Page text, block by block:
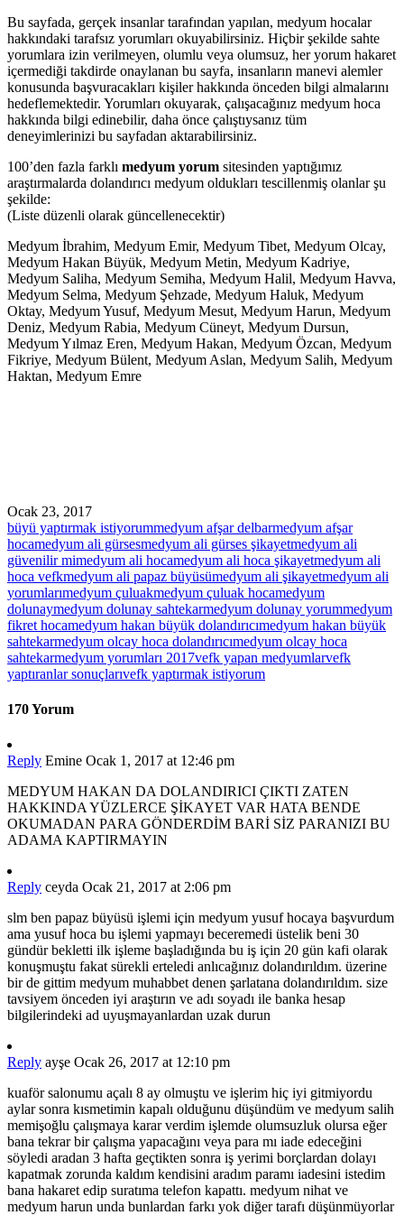
Bu sayfada, gerçek insanlar tarafından yapılan, medyum hocalar
hakkındaki tarafsız yorumları okuyabilirsiniz. Hiçbir şekilde sahte
yorumlara izin verilmeyen, olumlu veya olumsuz, her yorum hakaret
içermediği takdirde onaylanan bu sayfa, insanların manevi alemler
konusunda başvuracakları kişiler hakkında önceden bilgi almalarını
hedeflemektedir. Yorumları okuyarak, çalışacağınız medyum hoca
hakkında bilgi edinebilir, daha önce çalıştıysanız tüm
deneyimlerinizi bu sayfadan aktarabilirsiniz.
100’den fazla farklı medyum yorum sitesinden yaptığımız
araştırmalarda dolandırıcı medyum oldukları tescillenmiş olanlar şu
şekilde:
(Liste düzenli olarak güncellenecektir)
Medyum İbrahim, Medyum Emir, Medyum Tibet, Medyum Olcay,
Medyum Hakan Büyük, Medyum Metin, Medyum Kadriye,
Medyum Saliha, Medyum Semiha, Medyum Halil, Medyum Havva,
Medyum Selma, Medyum Şehzade, Medyum Haluk, Medyum
Oktay, Medyum Yusuf, Medyum Mesut, Medyum Harun, Medyum
Deniz, Medyum Rabia, Medyum Cüneyt, Medyum Dursun,
Medyum Yılmaz Eren, Medyum Hakan, Medyum Özcan, Medyum
Fikriye, Medyum Bülent, Medyum Aslan, Medyum Salih, Medyum
Haktan, Medyum Emre
Ocak 23, 2017
büyü yaptırmak istiyorummedyum afşar delbarmedyum afşar
hocamedyum ali gürsesmedyum ali gürses şikayetmedyum ali
güvenilir mimedyum ali hocamedyum ali hoca şikayetmedyum ali
hoca vefkmedyum ali papaz büyüsümedyum ali şikayetmedyum ali
yorumlarımedyum çuluakmedyum çuluak hocamedyum
dolunaymedyum dolunay sahtekarmedyum dolunay yorummedyum
fikret hocamedyum hakan büyük dolandırıcımedyum hakan büyük
sahtekarmedyum olcay hoca dolandırıcımedyum olcay hoca
sahtekarmedyum yorumları 2017vefk yapan medyumlarvefk
yaptıranlar sonuçlarıvefk yaptırmak istiyorum
170 Yorum
Reply Emine Ocak 1, 2017 at 12:46 pm
MEDYUM HAKAN DA DOLANDIRICI ÇIKTI ZATEN
HAKKINDA YÜZLERCE ŞİKAYET VAR HATA BENDE
OKUMADAN PARA GÖNDERDİM BARİ SİZ PARANIZI BU
ADAMA KAPTIRMAYIN
Reply ceyda Ocak 21, 2017 at 2:06 pm
slm ben papaz büyüsü işlemi için medyum yusuf hocaya başvurdum
ama yusuf hoca bu işlemi yapmayı beceremedi üstelik beni 30
gündür bekletti ilk işleme başladığında bu iş için 20 gün kafi olarak
konuşmuştu fakat sürekli erteledi anlıcağınız dolandırıldım. üzerine
bir de gittim medyum muhabbet denen şarlatana dolandırıldım. size
tavsiyem önceden iyi araştırın ve adı soyadı ile banka hesap
bilgilerindeki ad uyuşmayanlardan uzak durun
Reply ayşe Ocak 26, 2017 at 12:10 pm
kuaför salonumu açalı 8 ay olmuştu ve işlerim hiç iyi gitmiyordu
aylar sonra kısmetimin kapalı olduğunu düşündüm ve medyum salih
memişoğlu çalışmaya karar verdim işlemde olumsuzluk olursa eğer
bana tekrar bir çalışma yapacağını veya para mı iade edeceğini
söyledi aradan 3 hafta geçtikten sonra iş yerimi borçlardan dolayı
kapatmak zorunda kaldım kendisini aradım paramı iadesini istedim
bana hakaret edip suratıma telefon kapattı. medyum nihat ve
medyum harun unda bunlardan farkı yok diğer tarafı düşünmüyorlar